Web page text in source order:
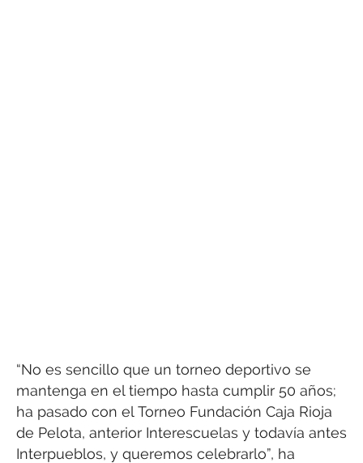
“No es sencillo que un torneo deportivo se
mantenga en el tiempo hasta cumplir 50 años;
ha pasado con el Torneo Fundación Caja Rioja
de Pelota, anterior Interescuelas y todavía antes
Interpueblos, y queremos celebrarlo”, ha